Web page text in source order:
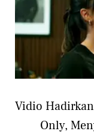
Vidio
Only,